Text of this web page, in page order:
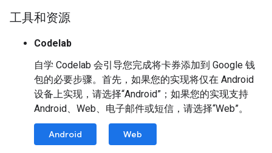
工具和资源
Codelab
自学 Codelab 会引导您完成将卡券添加到 Google 钱
包的必要步骤。首先，如果您的实现将仅在 Android
设备上实现，请选择“Android”；如果您的实现支持
Android、Web、电子邮件或短信，请选择“Web”。
Android Web